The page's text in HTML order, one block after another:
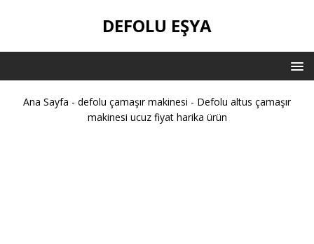
DEFOLU EŞYA
Ana Sayfa - defolu çamaşır makinesi - Defolu altus çamaşır
makinesi ucuz fiyat harika ürün